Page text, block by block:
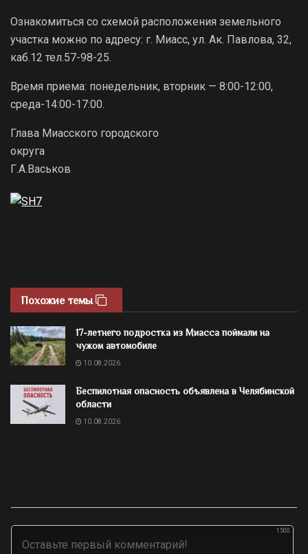
Ознакомиться со схемой расположения земельного
участка можно по адресу: г. Миасс, ул. Ак. Павлова, 32,
каб.12 тел.57-98-25.
Время приема: понедельник, вторник — 8:00-12:00,
среда-14:00-17:00.
Глава Миасского городского
округа
Г.А.Васьков
Похожие темы
17-летнего подростка из Миасса поймали на
чужом автомобиле
10.08.2026
Беспилотная опасность объявлена в Челябинской
области
10.08.2026
1500